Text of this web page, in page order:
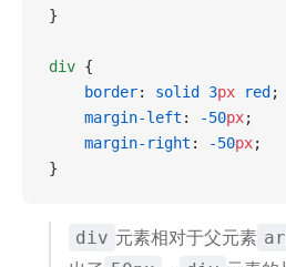
}
div {
    border
: solid 3px red ;
    margin-left
: -50px;
    margin-right
: -50px;
}
div 元素相对于父元素